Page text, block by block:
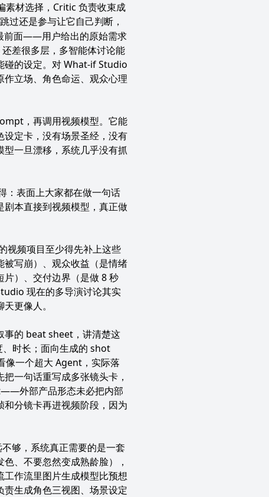
材选择，Critic 负责收束成
过还是参与让它自己判断，
前面——用户给出的原始需求
差很多层，多智能体讨论能
碰的设定。对 What-if Studio
立场、角色命运、观众心理
，再调用视频模型。它能
定卡，没有场景圣经，没有
一旦漂移，系统几乎没有抓
：表面上大家都在做一句话
本直接到视频模型，真正做
视频项目至少得先补上这些
写崩）、观众收益（是情绪
）、交付边界（是做 8 秒
现在的多导演讨论其实
更像人。
事的 beat sheet，讲清楚这
时长；面向生成的 shot
像一个超大 Agent，实际落
一句话重写成多张镜头卡，
外部产品形态未必把内部
分镜卡再进视频阶段，因为
够，系统真正需要的是一套
、不要忽然变成熟龄脸），
作流里图片生成模型比预想
生成角色三视图、场景设定